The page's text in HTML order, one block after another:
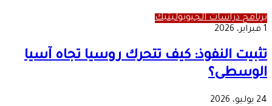
برنامج دراسات الجيوبوليتيك
1 فبراير، 2026
تثبيت النفوذ: كيف تتحرك روسيا تجاه آسيا
الوسطى؟
24 يوليو، 2026